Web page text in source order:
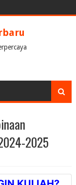
2025